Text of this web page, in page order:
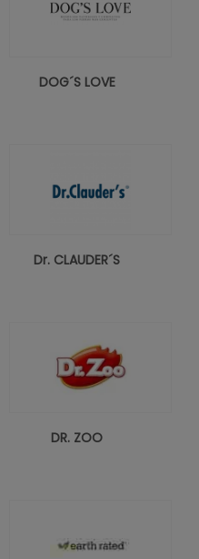
DOG´S LOVE
Dr. CLAUDER´S
DR. ZOO